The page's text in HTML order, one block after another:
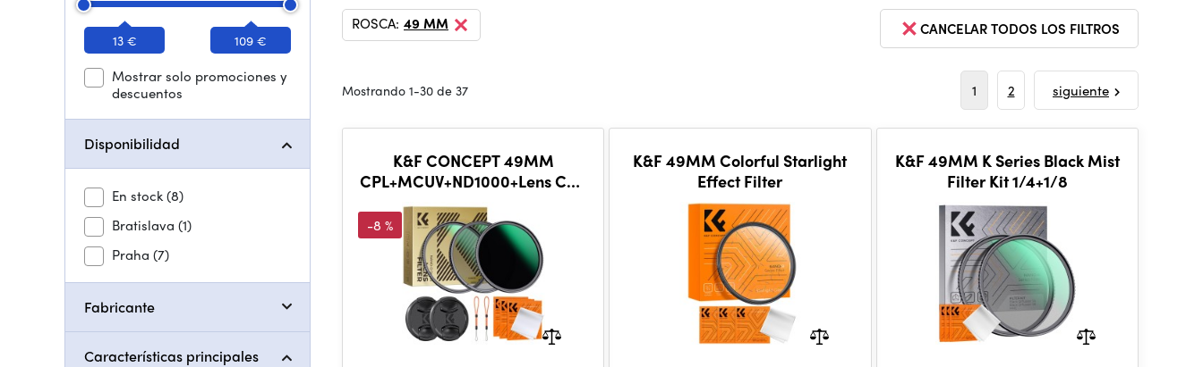
13 € 109 €
Mostrar solo promociones y
descuentos
Disponibilidad
En stock(8)
Bratislava (1)
Praha (7)
Fabricante
Características principales
CANCELAR TODOS LOS FILTROS
ROSCA: 49 MM
Mostrando 1-30 de 37 1 2 siguiente
K&F CONCEPT 49MM
CPL+MCUV+ND1000+Lens Cap
Circular Polarizing Filter
MCUV Protection Neutral
Density
-8 %
K&F 49MM Colorful Starlight
Effect Filter
K&F 49MM K Series Black Mist
Filter Kit 1/4+1/8